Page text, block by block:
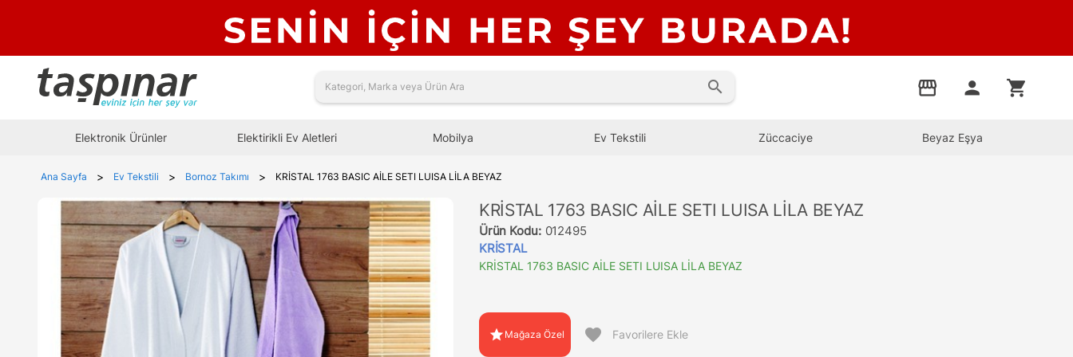
search storefront person shopping_cart
Elektronik Ürünler Elektirikli Ev Aletleri Mobilya Ev Tekstili Züccaciye Beyaz Eşya
Ana Sayfa > Ev Tekstili > Bornoz Takımı > KRİSTAL 1763 BASIC AİLE SETI LUISA LİLA BEYAZ
KRİSTAL 1763 BASIC AİLE SETI LUISA LİLA BEYAZ
Ürün Kodu: 012495
KRİSTAL
KRİSTAL 1763 BASIC AİLE SETI LUISA LİLA BEYAZ
star Mağaza Özel favorite Favorilere Ekle